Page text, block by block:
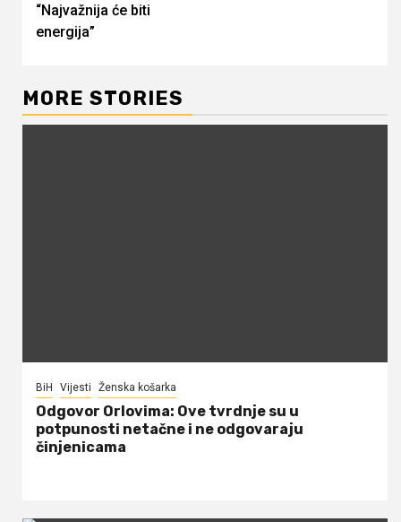
“Najvažnija će biti
energija”
MORE STORIES
BiH Vijesti Ženska košarka
Odgovor Orlovima: ​Ove tvrdnje su u
potpunosti netačne i ne odgovaraju
činjenicama